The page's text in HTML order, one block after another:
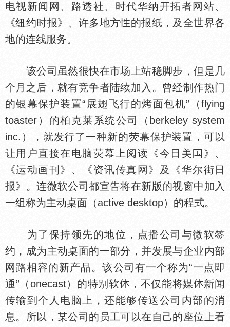
电视新闻网、路透社、时代华纳开拓者网站、
《纽约时报》、许多地方
的报纸，及全世界各
地的连线服务。
该公司虽然很快在市场上站稳脚步，但是几
个月之后，就有竞争者陆续加入。曾经制作热门
的银幕保护装置“展翅飞行的烤面包机”（flying
toaster）的柏克莱系统公司（berkeley system
inc.），就发行了一种新的荧幕保护装置，可以
让用户直接在电脑荧幕上阅读《今日美
》、
《运动画刊》、《资讯传真网》及《华尔街日
报》。连微软公司都宣告将在新版的视窗中加入
一组称为主动桌面（active desktop）的程式。
为了保持领先的地位，点播公司与微软签
约，成为主动桌面的一部分，并发展与企业内部
网路相容的新产品。该公司有一个称为“一点即
通”（onecast）的特别软
，不仅能将媒
新闻
传输到个人电脑上，还能够传送公司内部的消
息。所以，某公司的员工可以在自己的座位上看